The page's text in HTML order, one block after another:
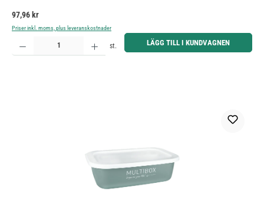
Ordinarie pris:
97,96 kr
Priser inkl. moms, plus leveranskostnader
Produktkvantitet: Ange önskat belopp eller använd knapparna för att öka eller minska kvantiteten.
st. LÄGG TILL I KUNDVAGNEN